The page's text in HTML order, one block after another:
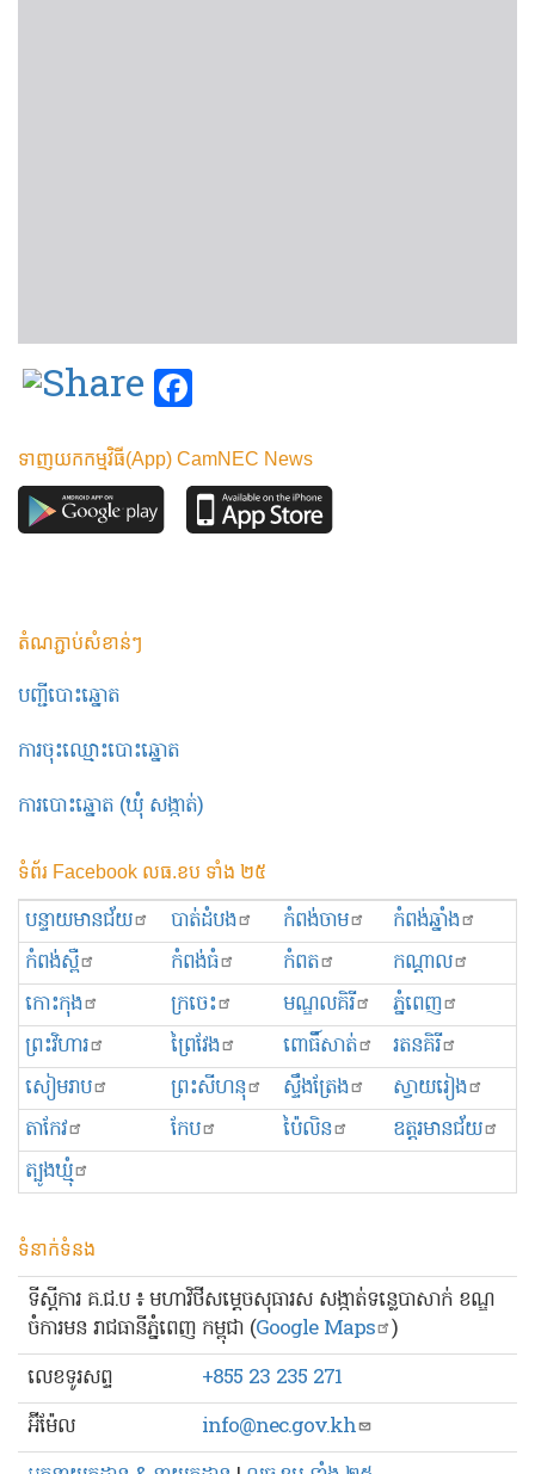
ទាញយកកម្មវិធី(App) CamNEC News
តំណភ្ជាប់សំខាន់ៗ
បញ្ជីបោះឆ្នោត
ការចុះឈ្មោះបោះឆ្នោត
ការបោះឆ្នោត (ឃុំ សង្កាត់)
ទំព័រ Facebook លធ.ខប ទាំង ២៥
បន្ទាយមានជ័យ បាត់ដំបង កំពង់ចាម
កំពង់ឆ្នាំង
កំពង់ស្ពឺ
កំពង់ធំ កំពត
កណ្ដាល
កោះកុង
ក្រចេះ មណ្ឌលគិរី
ភ្នំពេញ
ព្រះ​វិហារ
ព្រៃវែង ពោធិ៍សាត់
រតនគិរី
សៀមរាប
ព្រះសីហនុ ស្ទឹងត្រែង
ស្វាយរៀង
តាកែវ
កែប ប៉ៃលិន
ឧត្ដរមានជ័យ
ត្បូងឃ្មុំ
ទំនាក់ទំនង
ទីស្ដីការ គ.ជ.ប ៖ មហាវិថីសម្ដេចសុធារស សង្កាត់ទន្លេបាសាក់ ខណ្ឌ
ចំការមន រាជធានីភ្នំពេញ កម្ពុជា (Google Maps )
លេខ​ទូរសព្ទ
+855 23 235 271
អ៊ីម៉ែល
info@nec.gov.kh